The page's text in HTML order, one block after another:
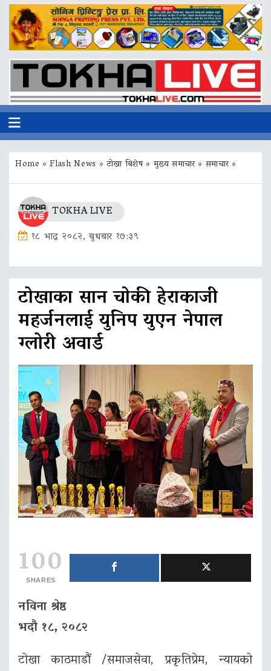
Home »Flash News » टोखा बिशेष» मुख्य समाचार» समाचार»
TOKHA LIVE
१८ भाद्र २०८२, बुधबार १७:३९
टोखाका सान चाेकी हेराकाजी
महर्जनलाई युनिप युएन नेपाल
ग्लोरी अवार्ड
100
SHARES
नविना श्रेष्ठ
भदौ १८, २०८२
टोखा काठमाडौं /समाजसेवा, प्रकृतिप्रेम, न्यायको